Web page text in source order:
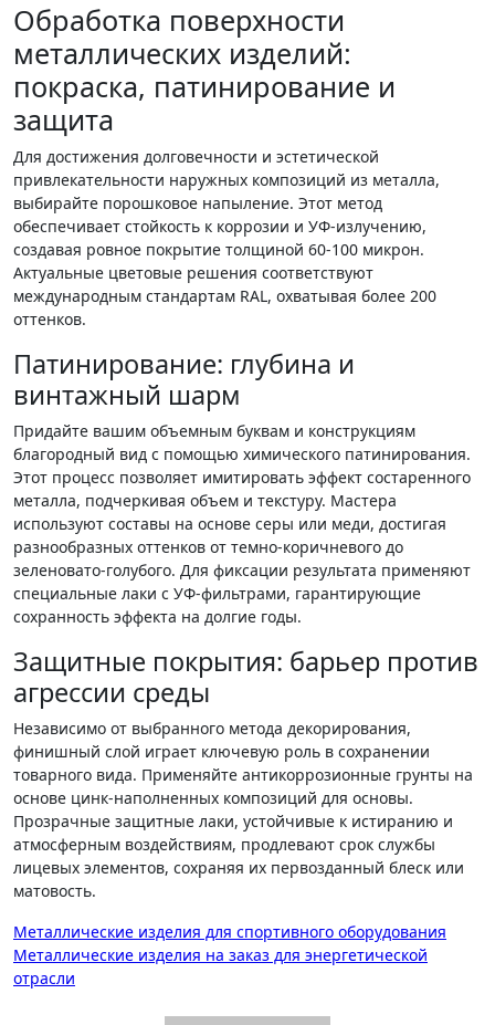
Обработка поверхности
металлических изделий:
покраска, патинирование и
защита
Для достижения долговечности и эстетической
привлекательности наружных композиций из металла,
выбирайте порошковое напыление. Этот метод
обеспечивает стойкость к коррозии и УФ-излучению,
создавая ровное покрытие толщиной 60-100 микрон.
Актуальные цветовые решения соответствуют
международным стандартам RAL, охватывая более 200
оттенков.
Патинирование: глубина и
винтажный шарм
Придайте вашим объемным буквам и конструкциям
благородный вид с помощью химического патинирования.
Этот процесс позволяет имитировать эффект состаренного
металла, подчеркивая объем и текстуру. Мастера
используют составы на основе серы или меди, достигая
разнообразных оттенков от темно-коричневого до
зеленовато-голубого. Для фиксации результата применяют
специальные лаки с УФ-фильтрами, гарантирующие
сохранность эффекта на долгие годы.
Защитные покрытия: барьер против
агрессии среды
Независимо от выбранного метода декорирования,
финишный слой играет ключевую роль в сохранении
товарного вида. Применяйте антикоррозионные грунты на
основе цинк-наполненных композиций для основы.
Прозрачные защитные лаки, устойчивые к истиранию и
атмосферным воздействиям, продлевают срок службы
лицевых элементов, сохраняя их первозданный блеск или
матовость.
Навигация
по
Металлические изделия для спортивного оборудования
Металлические изделия на заказ для энергетической
отрасли